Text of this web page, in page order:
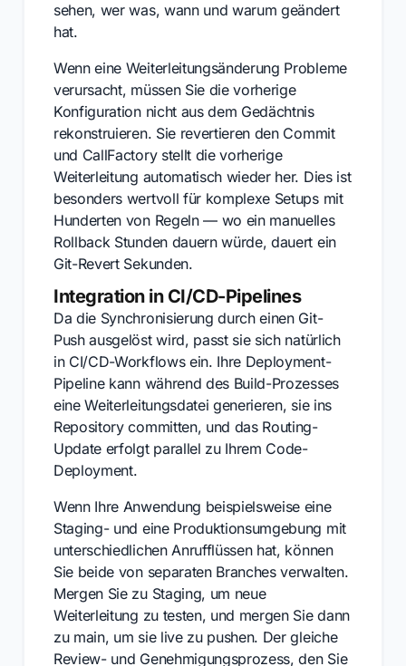
sehen, wer was, wann und warum geändert
hat.
Wenn eine Weiterleitungsänderung Probleme
verursacht, müssen Sie die vorherige
Konfiguration nicht aus dem Gedächtnis
rekonstruieren. Sie revertieren den Commit
und CallFactory stellt die vorherige
Weiterleitung automatisch wieder her. Dies ist
besonders wertvoll für komplexe Setups mit
Hunderten von Regeln — wo ein manuelles
Rollback Stunden dauern würde, dauert ein
Git-Revert Sekunden.
Integration in CI/CD-Pipelines
Da die Synchronisierung durch einen Git-
Push ausgelöst wird, passt sie sich natürlich
in CI/CD-Workflows ein. Ihre Deployment-
Pipeline kann während des Build-Prozesses
eine Weiterleitungsdatei generieren, sie ins
Repository committen, und das Routing-
Update erfolgt parallel zu Ihrem Code-
Deployment.
Wenn Ihre Anwendung beispielsweise eine
Staging- und eine Produktionsumgebung mit
unterschiedlichen Anrufflüssen hat, können
Sie beide von separaten Branches verwalten.
Mergen Sie zu Staging, um neue
Weiterleitung zu testen, und mergen Sie dann
zu main, um sie live zu pushen. Der gleiche
Review- und Genehmigungsprozess, den Sie